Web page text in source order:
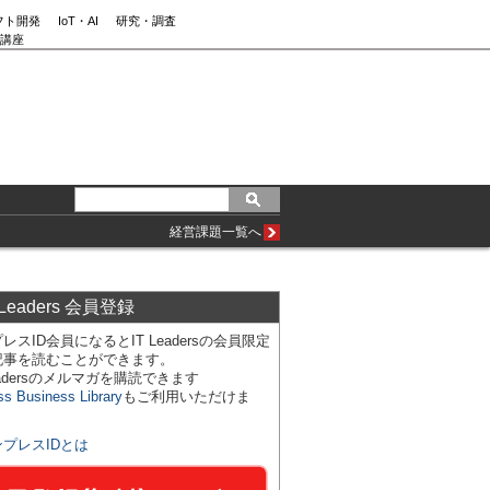
ト開発 IoT・AI
研究・調査
座
経営課題一覧へ
会員登録
スID会員になるとIT Leadersの会員限定
を読むことができます。
のメルマガを購読できます
Business Libraryもご利用いただけま
プレスIDとは